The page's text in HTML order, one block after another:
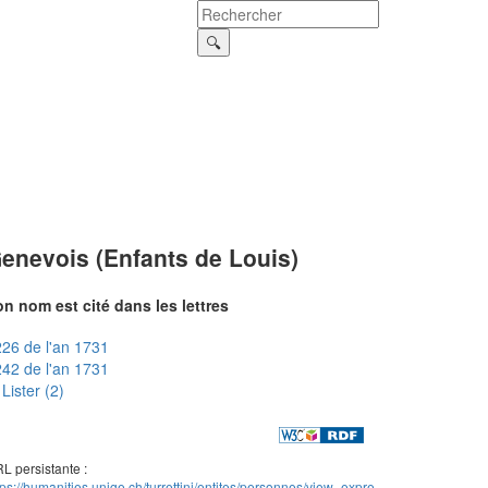
(Enfants de Louis)
nom est cité dans les lettres
de l'an 1731
de l'an 1731
(2)
persistante :